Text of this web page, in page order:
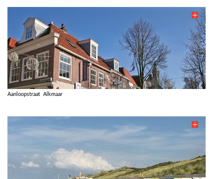
Aanloopstraat Alkmaar